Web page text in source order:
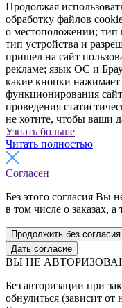
Продолжая
обработку файлов
о местоположении; тип
тип устройства и
пришел на сайт
рекламе; язык ОС и
какие кнопки нажимает
функционирования
проведения
не хотите, чтобы ваши
Узнать больше
Читать полностью
Согласен
Без этого согласия Вы
в том числе о заказах,
Продолжить без согласия
Дать согласие
ВЫ НЕ
Без авторизации при
обнулиться (зависит от